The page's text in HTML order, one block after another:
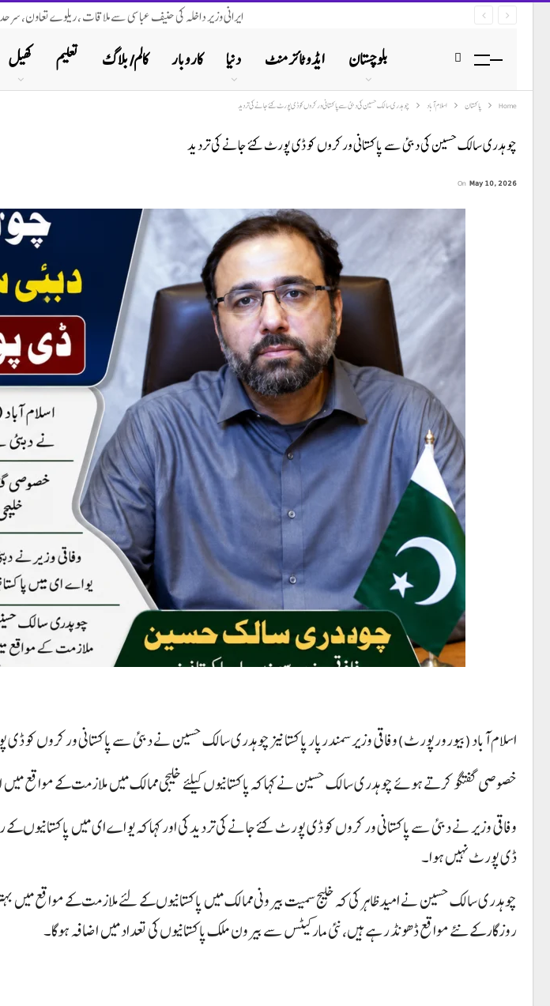
ایرانی وزیر داخلہ کی حنیف عباسی سے ملاقات ، ریلوے تعاون،
کھیل تعلیم کالم/ بلاگ کاروبار دنیا ایڈوٹائزمنٹ بلوچستان
Home پاکستان اسلام آباد چوہدری سالک حسین کی دبئی سے پاکستانی ورکروں کو ڈی پورٹ کئے جانے کی تردید
چوہدری سالک حسین کی دبئی سے پاکستانی ورکروں کو ڈی پورٹ کئے جانے کی تردید
On May 10, 2026
اسلام آباد (بیورورپورٹ)وفاقی وزیر سمندرپار پاکستانیز چوہدری سالک حسین نے دبئی سے پاکستانی ورکروں کو
خصوصی گفتگو کرتے ہوئے چوہدری سالک حسین نے کہا کہ پاکستانیوں کیلئے خلیجی ممالک میں ملازمت کے مواقع میں
وفاقی وزیر نے دبئی سے پاکستانی ورکروں کو ڈی پورٹ کئے جانے کی تردید کی اور کہا کہ یو اے ای میں پاکستانیوں کے
ڈی پورٹ نہیں ہوا۔
چوہدری سالک حسین نے امید ظاہر کی کہ خلیج سمیت بیرونی ممالک میں پاکستانیوں کے لئے ملازمت کے مواقع میں
روزگار کے نئے مواقع ڈھونڈ رہے ہیں، نئی مارکیٹس سے بیرون ملک پاکستانیوں کی تعداد میں اضافہ ہوگا۔